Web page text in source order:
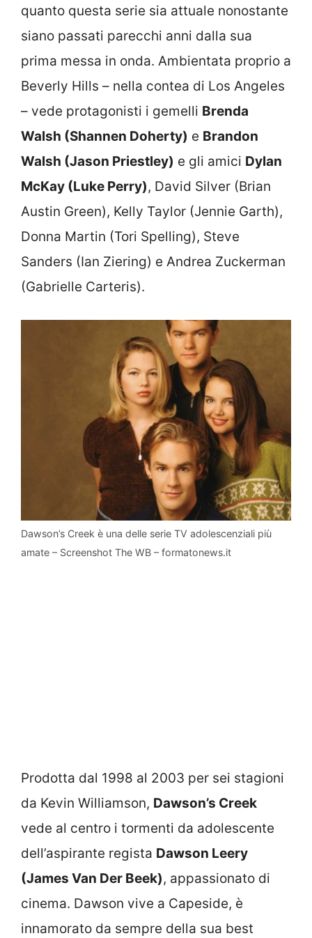
quanto questa serie sia attuale nonostante
siano passati parecchi anni dalla sua
prima messa in onda. Ambientata proprio a
Beverly Hills – nella contea di Los Angeles
– vede protagonisti i gemelli Brenda
Walsh (Shannen Doherty) e Brandon
Walsh (Jason Priestley) e gli amici Dylan
McKay (Luke Perry), David Silver (Brian
Austin Green), Kelly Taylor (Jennie Garth),
Donna Martin (Tori Spelling), Steve
Sanders (Ian Ziering) e Andrea Zuckerman
(Gabrielle Carteris).
Dawson’s Creek è una delle serie TV adolescenziali più
amate – Screenshot The WB – formatonews.it
Prodotta dal 1998 al 2003 per sei stagioni
da Kevin Williamson, Dawson’s Creek
vede al centro i tormenti da adolescente
dell’aspirante regista Dawson Leery
(James Van Der Beek), appassionato di
cinema. Dawson vive a Capeside, è
innamorato da sempre della sua best